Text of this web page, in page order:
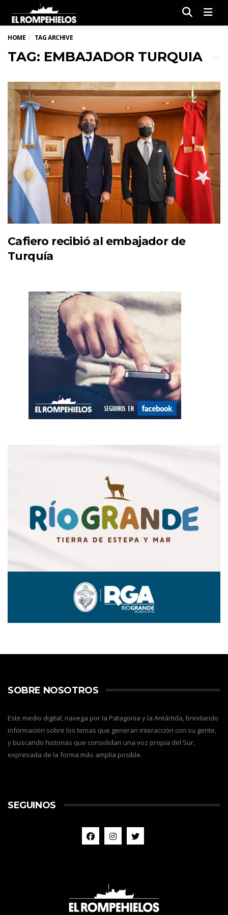
HOME TAG ARCHIVE
TAG: EMBAJADOR TURQUIA
Cafiero recibió al embajador de
Turquía
SOBRE NOSOTROS
Este medio digital, navega por la Patagonia y la Antártida, brindando
información sobre los temas que generan interacción con su gente,
y buscando historias que consolidan una voz propia del Sur,
expresada de la forma más amplia posible.
SEGUINOS